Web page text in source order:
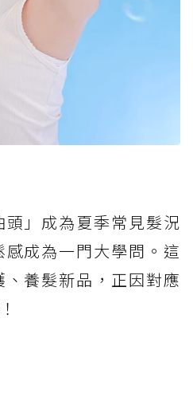
頭」成為夏季常見髮況
成為一門大學問。這
養髮新品，正因對應